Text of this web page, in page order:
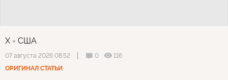
X США
07 августа 2026 08:52 0
116
ОРИГИНАЛ СТАТЬИ